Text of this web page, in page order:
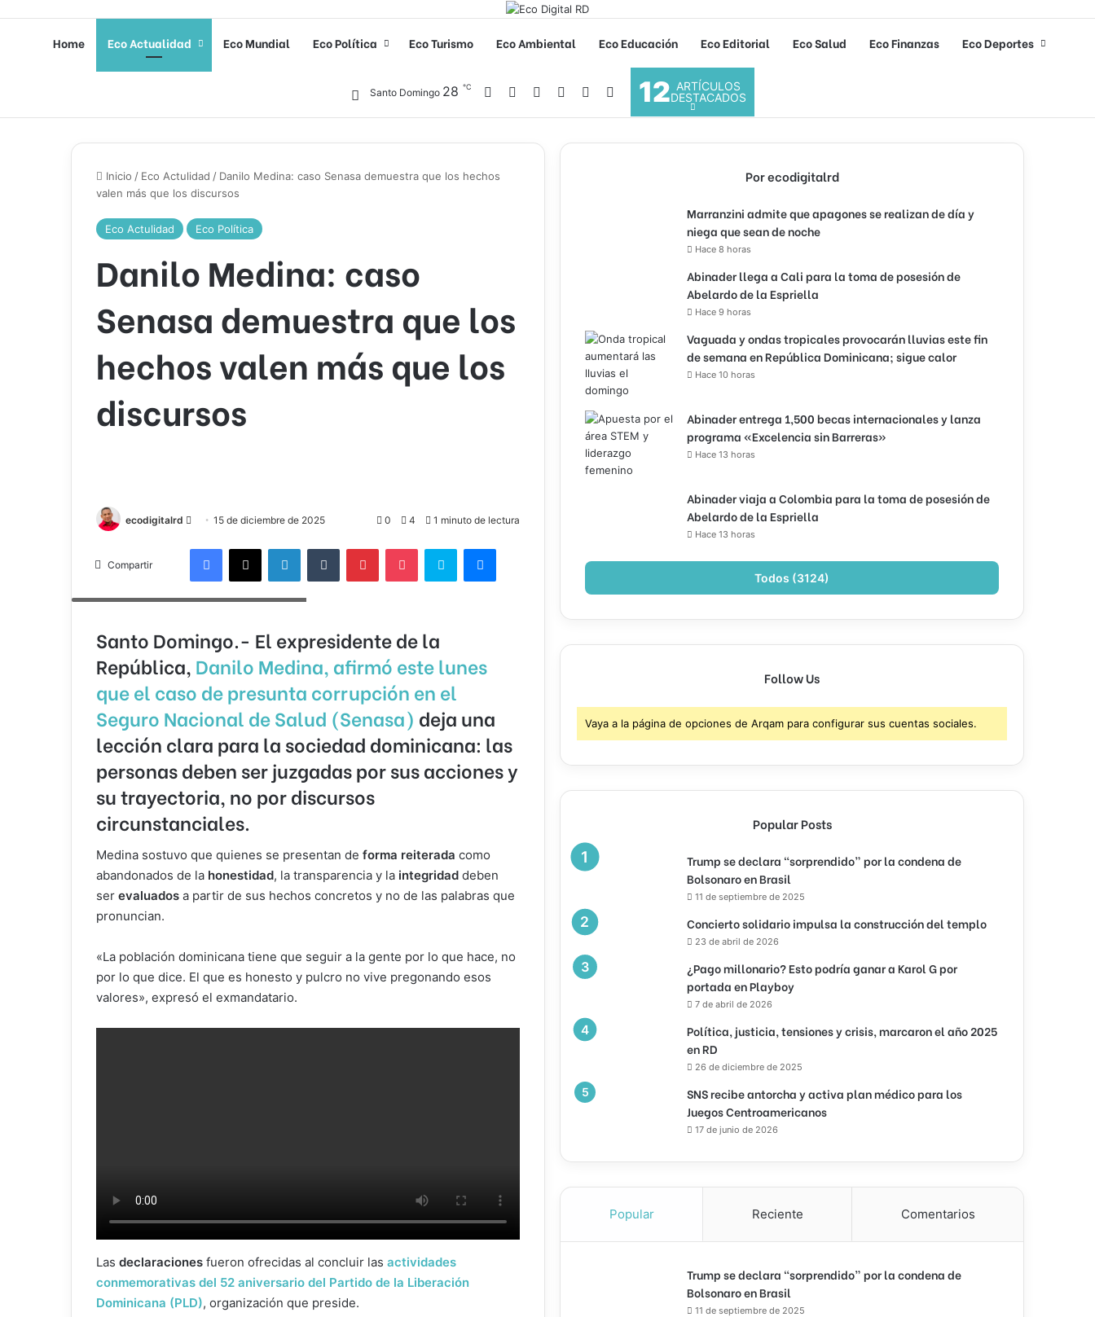
Home Eco Actualidad Eco Mundial Eco Política Eco Turismo Eco Ambiental Eco Educación Eco Editorial Eco Salud Eco Finanzas Eco Deportes
Santo Domingo 28 ℃ Facebook YouTubeInstagram
AccesoBuscar por
12 ARTÍCULOS
DESTACADOS
Inicio / Eco Actulidad / Danilo Medina: caso Senasa demuestra que los hechos
valen más que los discursos
Eco Actulidad Eco Política
Danilo Medina: caso
Senasa demuestra que los
hechos valen más que los
discursos
ecodigitalrd
Send
email
15 de diciembre de 2025 0 4 1 minuto de lectura
Compartir
Facebook
X LinkedInTumblr PinterestPocket Skype Messenger
Santo Domingo.- El expresidente de la
República, Danilo Medina, afirmó este lunes
que el caso de presunta corrupción en el
Seguro Nacional de Salud (Senasa) deja una
lección clara para la sociedad dominicana: las
personasdeben ser juzgadaspor sus acciones y
sutrayectoria, no por discursos
circunstanciales.
Medina sostuvo que quienes se presentan de forma reiterada como
abandonados de la honestidad, la transparencia y la integridad deben
ser evaluados a partir de sus hechos concretos y no de las palabras que
pronuncian.
«La población dominicana tiene que seguir a la gente por lo que hace, no
por lo que dice. El que es honesto y pulcro no vive pregonando esos
valores», expresó el exmandatario.
Las declaraciones fueron ofrecidas al concluir las actividades
conmemorativas del 52 aniversario del Partido de la Liberación
Dominicana (PLD), organización que preside.
Por ecodigitalrd
Marranzini admite que apagones se realizan de día y
niega que sean de noche
Hace 8 horas
Abinader llega a Cali para la toma de posesión de
Abelardo de la Espriella
Hace 9 horas
Vaguada y ondas tropicales provocarán lluvias este fin
de semana en República Dominicana; sigue calor
Hace 10 horas
Abinader entrega 1,500 becas internacionales y lanza
programa «Excelencia sin Barreras»
Hace 13 horas
Abinader viaja a Colombia para la toma de posesión de
Abelardo de la Espriella
Hace 13 horas
Todos (3124)
Follow Us
Vaya a la página de opciones de Arqam para configurar sus cuentas sociales.
Popular Posts
Trump se declara “sorprendido” por la condena de
Bolsonaro en Brasil
11 de septiembre de 2025
Concierto solidario impulsa la construcción del templo
23 de abril de 2026
¿Pago millonario? Esto podría ganar a Karol G por
portada en Playboy
7 de abril de 2026
Política, justicia, tensiones y crisis, marcaron el año 2025
en RD
26 de diciembre de 2025
SNS recibe antorcha y activa plan médico para los
Juegos Centroamericanos
17 de junio de 2026
Popular Reciente Comentarios
Trump se declara “sorprendido” por la condena de
Bolsonaro en Brasil
11 de septiembre de 2025